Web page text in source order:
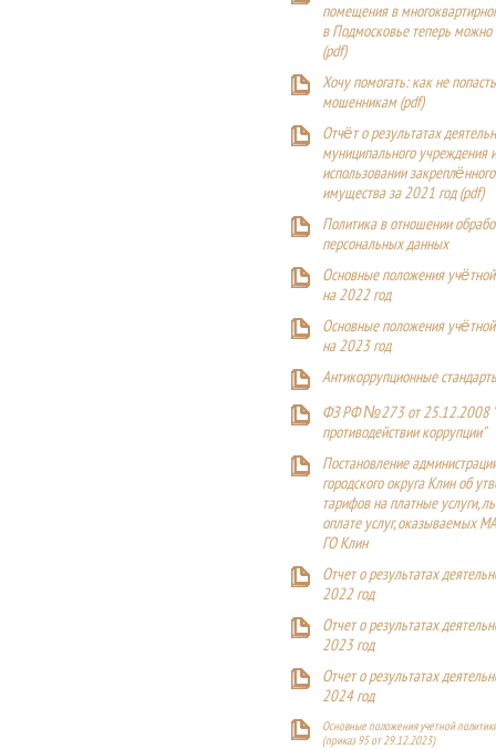
помещения в
в Подмосковье теперь можно
(pdf)
Хочу помогать: как не
мошенникам (pdf)
Отчёт о результатах
муниципального учреждения
использовании
имущества за 2021 год (pdf)
Политика в отношении
персональных данных
Основные положения
на 2022 год
Основные положения
на 2023 год
Антикоррупционные
ФЗ РФ №273 от 25.12.2008
противодействии коррупции"
Постановление
городского округа Клин об
тарифов на платные услуги,
оплате услуг, оказываемых
ГО Клин
Отчет о результатах
2022 год
Отчет о результатах
2023 год
Отчет о результатах
2024 год
Основные положения учетной
(приказ 95 от 29.12.2023)